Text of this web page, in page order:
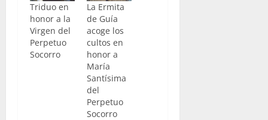
Triduo en
honor a la
Virgen del
Perpetuo
Socorro
La Ermita
de Guía
acoge los
cultos en
honor a
María
Santísima
del
Perpetuo
Socorro